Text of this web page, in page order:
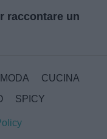
raccontare un
MODA
CUCINA
SPICY